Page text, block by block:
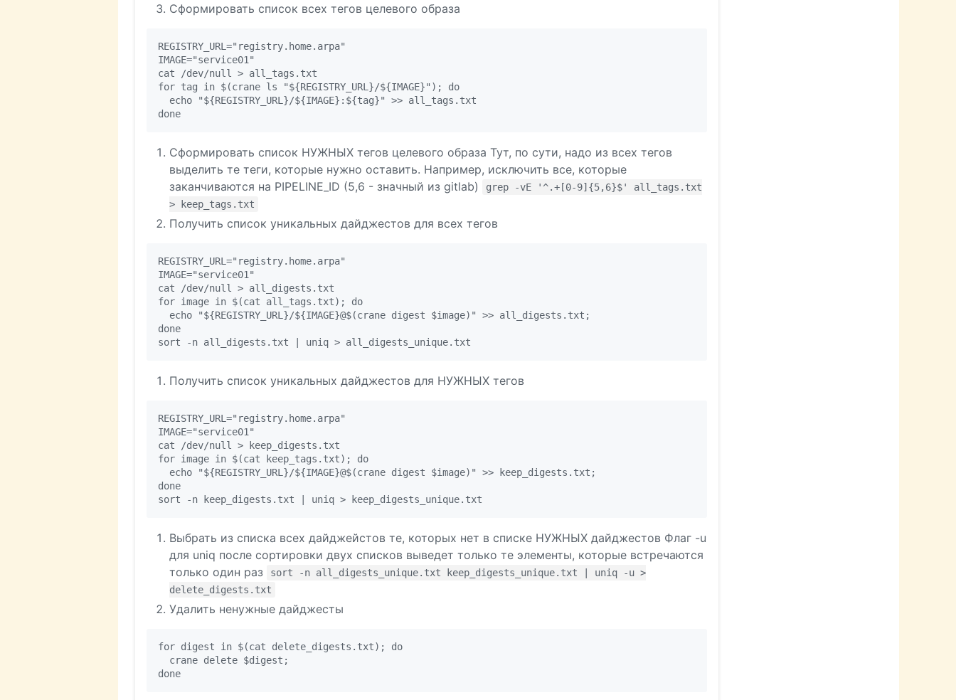
Сформировать список всех тегов целевого образа
REGISTRY_URL="registry.home.arpa"
IMAGE="service01"
cat /dev/null > all_tags.txt
for tag in $(crane ls "${REGISTRY_URL}/${IMAGE}"); do
  echo "${REGISTRY_URL}/${IMAGE}:${tag}" >> all_tags.txt
Сформировать список НУЖНЫХ тегов целевого образа Тут, по сути, надо из всех тегов
выделить те теги, которые нужно оставить. Например, исключить все, которые
заканчиваются на PIPELINE_ID (5,6 - значный из gitlab)
grep -vE '^.+[0-9]{5,6}$' all_tags.txt
> keep_tags.txt
Получить список уникальных дайджестов для всех тегов
REGISTRY_URL="registry.home.arpa"
IMAGE="service01"
cat /dev/null > all_digests.txt
for image in $(cat all_tags.txt); do
  echo "${REGISTRY_URL}/${IMAGE}@$(crane digest $image)" >> all_digests.txt;
done
Получить список уникальных дайджестов для НУЖНЫХ тегов
REGISTRY_URL="registry.home.arpa"
IMAGE="service01"
cat /dev/null > keep_digests.txt
for image in $(cat keep_tags.txt); do
  echo "${REGISTRY_URL}/${IMAGE}@$(crane digest $image)" >> keep_digests.txt;
done
Выбрать из списка всех дайджейстов те, которых нет в списке НУЖНЫХ дайджестов Флаг -u
для uniq после сортировки двух списков выведет только те элементы, которые встречаются
только один раз
sort -n all_digests_unique.txt keep_digests_unique.txt | uniq -u >
delete_digests.txt
Удалить ненужные дайджесты
for digest in $(cat delete_digests.txt); do
  crane delete $digest;